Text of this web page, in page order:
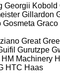
Georgii Kobold
Gillardon
Gosmeta Graco
Great
Gurutzpe
HM Machinery
HTC Haas